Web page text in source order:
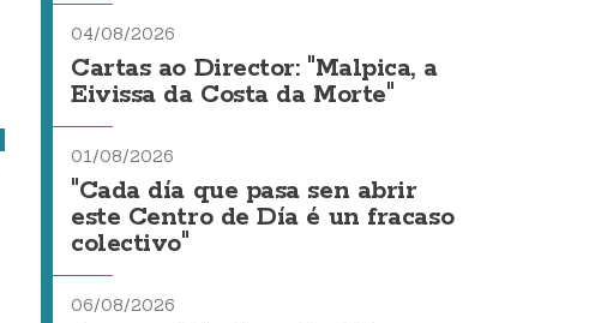
04/08/2026
Cartas ao Director: "Malpica, a
Eivissa da Costa da Morte"
01/08/2026
"Cada día que pasa sen abrir
este Centro de Día é un fracaso
colectivo"
06/08/2026